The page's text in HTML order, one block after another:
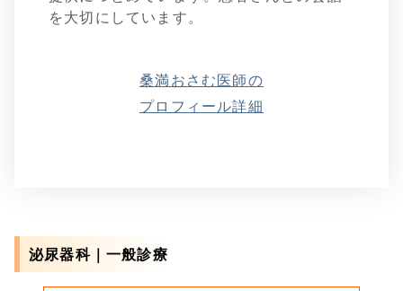
を大切にしています。
桑満おさむ医師の
プロフィール詳細
泌尿器科｜一般診療